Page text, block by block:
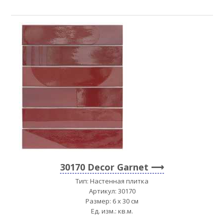
30170 Decor Garnet
Тип: Настенная плитка
Артикул: 30170
Размер: 6 x 30 см
Ед. изм.: кв.м.